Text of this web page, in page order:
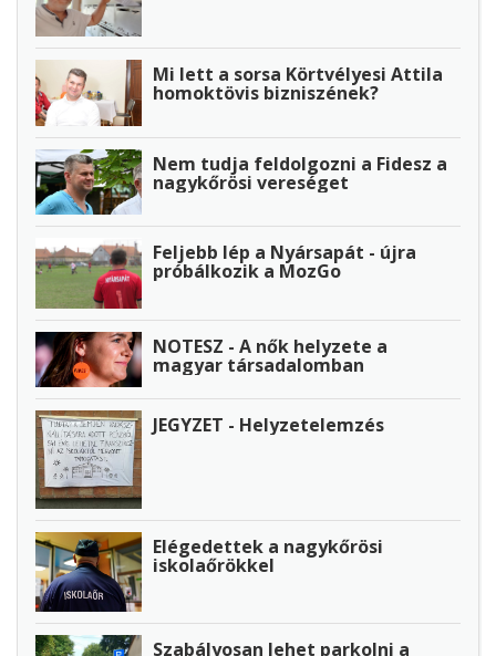
Mi lett a sorsa Körtvélyesi Attila
homoktövis bizniszének?
Nem tudja feldolgozni a Fidesz a
nagykőrösi vereséget
Feljebb lép a Nyársapát - újra
próbálkozik a MozGo
NOTESZ - A nők helyzete a
magyar társadalomban
JEGYZET - Helyzetelemzés
Elégedettek a nagykőrösi
iskolaőrökkel
Szabályosan lehet parkolni a